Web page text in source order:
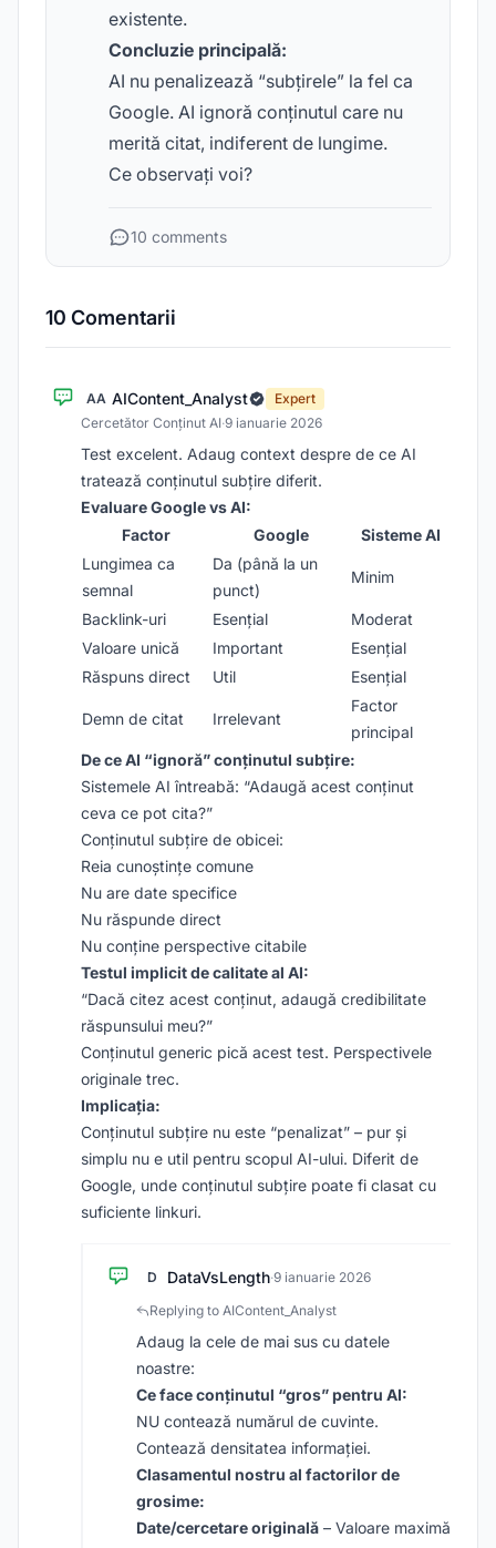
existente.
Concluzie principală:
AI nu penalizează “subțirele” la fel ca
Google. AI ignoră conținutul care nu
merită citat, indiferent de lungime.
Ce observați voi?
10 comments
10 Comentarii
AA AIContent_Analyst
Expert
Cercetător Conținut AI·9 ianuarie 2026
Test excelent. Adaug context despre de ce AI
tratează conținutul subțire diferit.
Evaluare Google vs AI:
Factor
Google
Sisteme AI
Lungimea ca
semnal
Da (până la un
punct)
Minim
Backlink-uri Esențial
Moderat
Valoare unică
Important
Esențial
Răspuns direct
Util Esențial
Demn de citat Irrelevant
Factor
principal
De ce AI “ignoră” conținutul subțire:
Sistemele AI întreabă: “Adaugă acest conținut
ceva ce pot cita?”
Conținutul subțire de obicei:
Reia cunoștințe comune
Nu are date specifice
Nu răspunde direct
Nu conține perspective citabile
Testul implicit de calitate al AI:
“Dacă citez acest conținut, adaugă credibilitate
răspunsului meu?”
Conținutul generic pică acest test. Perspectivele
originale trec.
Implicația:
Conținutul subțire nu este “penalizat” – pur și
simplu nu e util pentru scopul AI-ului. Diferit de
Google, unde conținutul subțire poate fi clasat cu
suficiente linkuri.
D DataVsLength·9 ianuarie 2026
Replying to AIContent_Analyst
Adaug la cele de mai sus cu datele
noastre:
Ce face conținutul “gros” pentru AI:
NU contează numărul de cuvinte.
Contează densitatea informației.
Clasamentul nostru al factorilor de
grosime:
Date/cercetare originală – Valoare maximă